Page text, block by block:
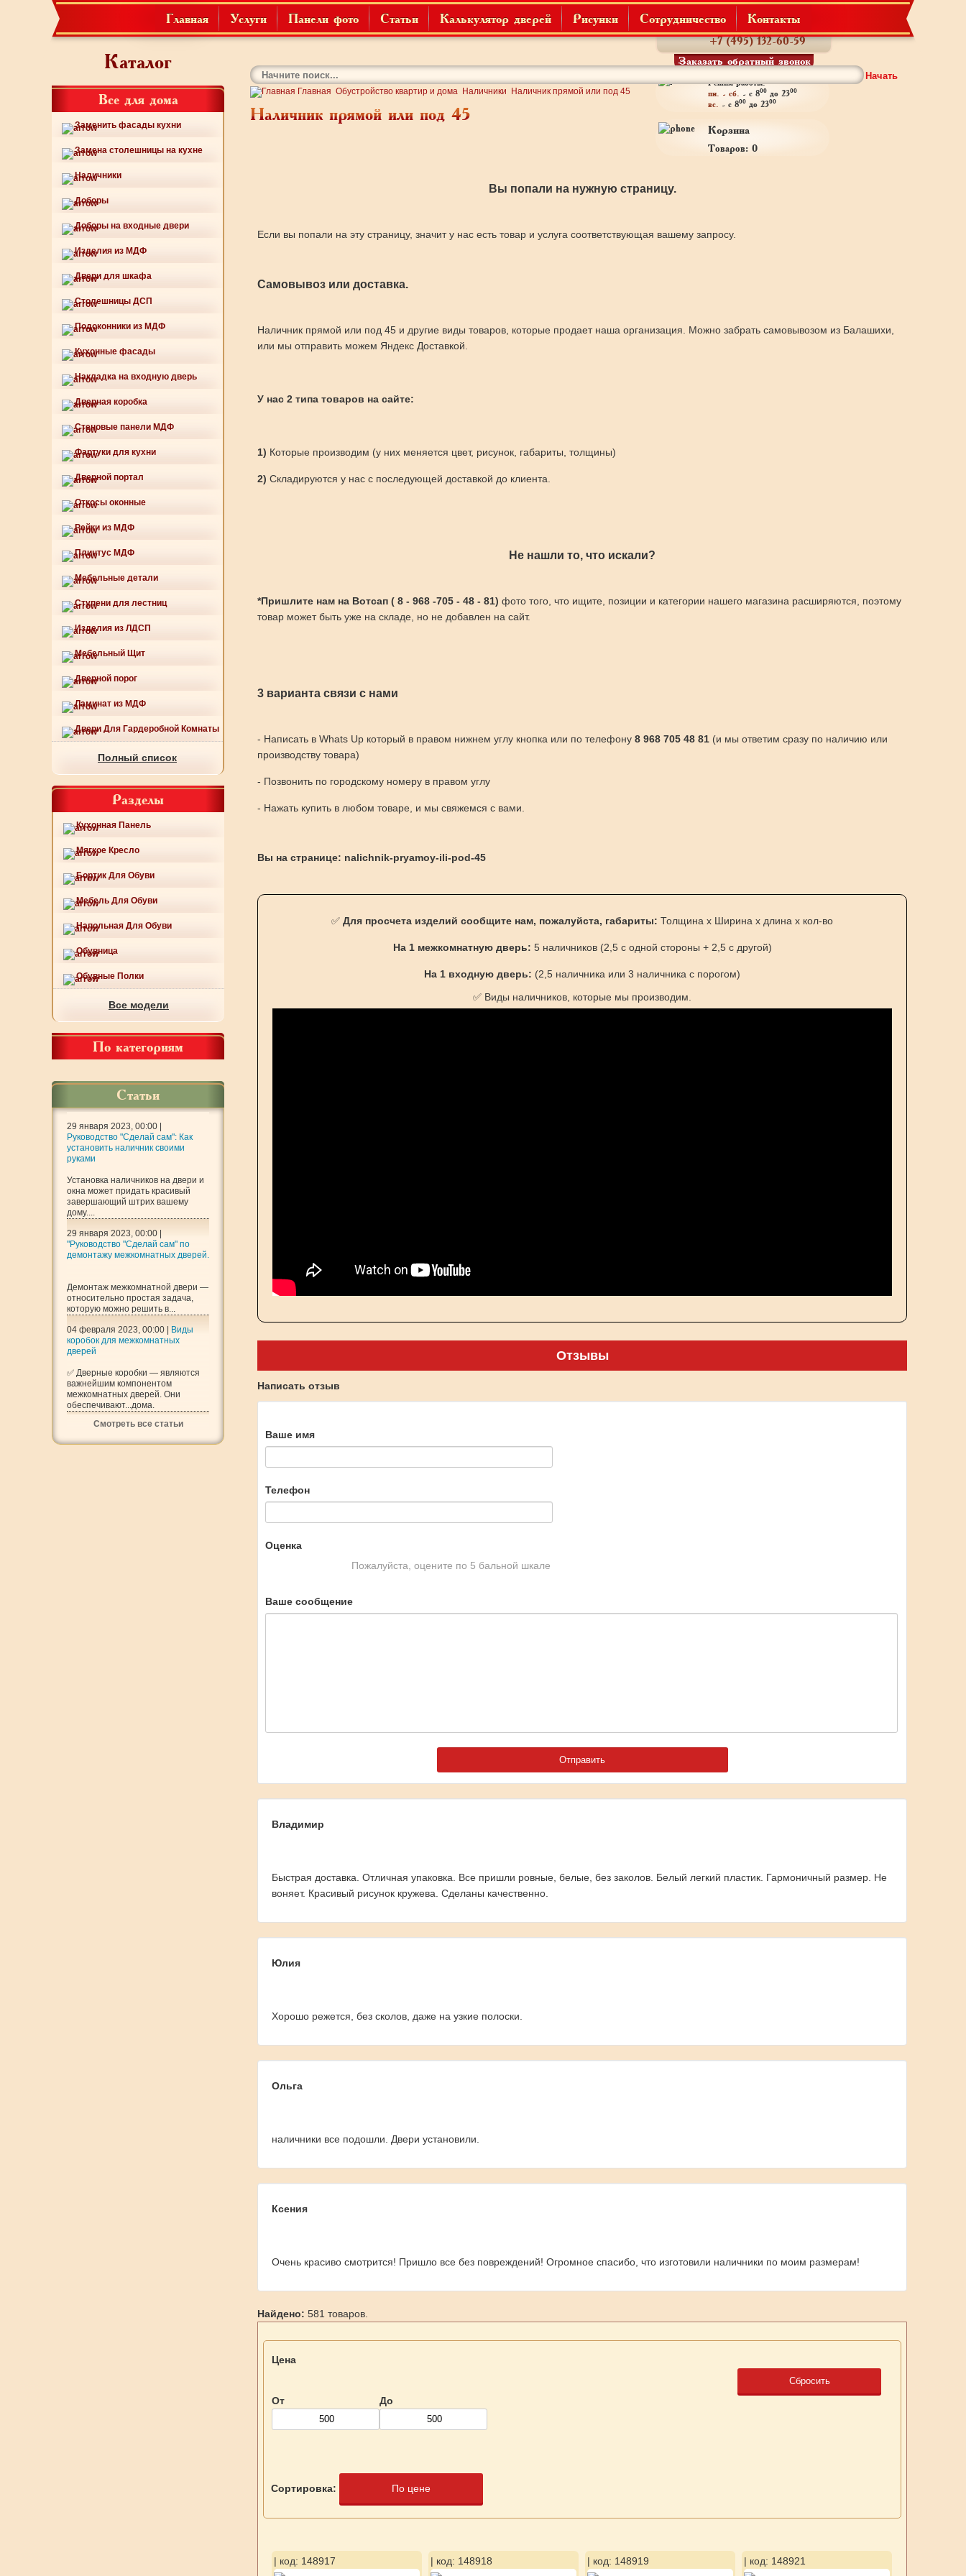
Телефон:
+7 (495) 132-60-59
Заказать обратный звонок
Режим работы:
пн. - сб. - с 800до 2300
вс. - с 800до 2300
Корзина
Товаров: 0
Главная Услуги Панели фото Статьи Калькулятор дверей Рисунки Сотрудничество Контакты
Каталог
Все для дома
Заменить фасады кухни
Замена столешницы на кухне
Наличники
Доборы
Доборы на входные двери
Изделия из МДФ
Двери для шкафа
Столешницы ДСП
Подоконники из МДФ
Кухонные фасады
Накладка на входную дверь
Дверная коробка
Стеновые панели МДФ
Фартуки для кухни
Дверной портал
Откосы оконные
Рейки из МДФ
Плинтус МДФ
Мебельные детали
Ступени для лестниц
Изделия из ЛДСП
Мебельный Щит
Дверной порог
Ламинат из МДФ
Двери Для Гардеробной Комнаты
Полный список
Разделы
Кухонная Панель
Мягкое Кресло
Бортик Для Обуви
Мебель Для Обуви
Напольная Для Обуви
Обувница
Обувные Полки
Все модели
По категориям
Статьи
29 января 2023, 00:00 |
Руководство "Сделай сам": Как
установить наличник своими
руками
Установка наличников на двери и
окна может придать красивый
завершающий штрих вашему
дому....
29 января 2023, 00:00 |
"Руководство "Сделай сам" по
демонтажу межкомнатных дверей.
Демонтаж межкомнатной двери —
относительно простая задача,
которую можно решить в...
04 февраля 2023, 00:00 |
Виды
коробок для межкомнатных
дверей
✅ Дверные коробки — являются
важнейшим компонентом
межкомнатных дверей. Они
обеспечивают...дома.
Смотреть все статьи
Начать
Главная Обустройство квартир и дома Наличники Наличник прямой или под 45
Наличник прямой или под 45
Вы попали на нужную страницу.
Если вы попали на эту страницу, значит у нас есть товар и услуга соответствующая вашему запросу.
Самовывоз или доставка.
Наличник прямой или под 45 и другие виды товаров, которые продает наша организация. Можно забрать самовывозом из Балашихи,
или мы отправить можем Яндекс Доставкой.
У нас 2 типа товаров на сайте:
1) Которые производим (у них меняется цвет, рисунок, габариты, толщины)
2) Складируются у нас с последующей доставкой до клиента.
Не нашли то, что искали?
*Пришлите нам на Вотсап ( 8 - 968 -705 - 48 - 81) фото того, что ищите, позиции и категории нашего магазина расширяются, поэтому
товар может быть уже на складе, но не добавлен на сайт.
3 варианта связи с нами
- Написать в Whats Up который в правом нижнем углу кнопка или по телефону 8 968 705 48 81 (и мы ответим сразу по наличию или
производству товара)
- Позвонить по городскому номеру в правом углу
- Нажать купить в любом товаре, и мы свяжемся с вами.
Вы на странице: nalichnik-pryamoy-ili-pod-45
✅ Для просчета изделий сообщите нам, пожалуйста, габариты: Толщина х Ширина х длина х кол-во
На 1 межкомнатную дверь: 5 наличников (2,5 с одной стороны + 2,5 с другой)
На 1 входную дверь: (2,5 наличника или 3 наличника с порогом)
✅ Виды наличников, которые мы производим.
Отзывы
Написать отзыв
Ваше имя
Телефон
Оценка
Пожалуйста, оцените по 5 бальной шкале
Ваше сообщение
Владимир
Быстрая доставка. Отличная упаковка. Все пришли ровные, белые, без заколов. Белый легкий пластик. Гармоничный размер. Не
воняет. Красивый рисунок кружева. Сделаны качественно.
Юлия
Хорошо режется, без сколов, даже на узкие полоски.
Ольга
наличники все подошли. Двери установили.
Ксения
Очень красиво смотрится! Пришло все без повреждений! Огромное спасибо, что изготовили наличники по моим размерам!
Найдено: 581 товаров.
Цена
От До
Сбросить
Сортировка: По цене
| код: 148917 | код: 148918 | код: 148919 | код: 148921